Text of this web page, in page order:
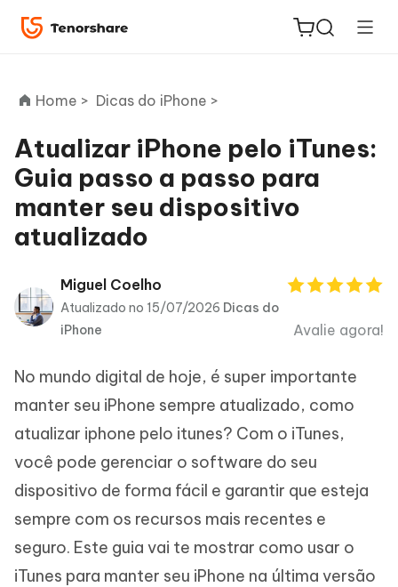
ReiBoot
for iOS
PDNob
PDF
Editor
Home > Dicas do iPhone >
Atualizar iPhone pelo iTunes:
Guia passo a passo para
manter seu dispositivo
atualizado
Miguel Coelho
Atualizado no 15/07/2026 Dicas do
iPhone
Avalie agora!
No mundo digital de hoje, é super importante
manter seu iPhone sempre atualizado, como
atualizar iphone pelo itunes? Com o iTunes,
você pode gerenciar o software do seu
dispositivo de forma fácil e garantir que esteja
sempre com os recursos mais recentes e
seguro. Este guia vai te mostrar como usar o
iTunes para manter seu iPhone na última versão